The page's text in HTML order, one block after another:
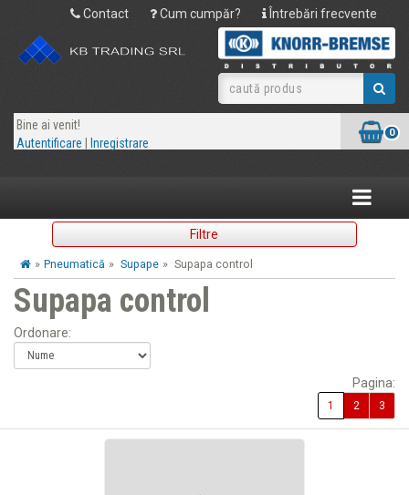
Contact Cum cumpăr? Întrebări frecvente
Bine ai venit!
Autentificare
Inregistrare
0
Toggle
Filtre
» Pneumatică » Supape » Supapa control
Supapa control
Ordonare:
Pagina:
1 2 3